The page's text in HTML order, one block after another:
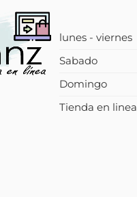
lunes - viernes
Sabado
Domingo
Tienda en linea